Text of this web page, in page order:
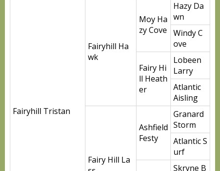
Fairyhill Tristan
Fairyhill Ha
wk
Moy Ha
zy Cove
Hazy Da
wn
Windy C
ove
Fairy Hi
ll Heath
er
Lobeen
Larry
Atlantic
Aisling
Fairy Hill La
Ashfield
Festy
Granard
Storm
Atlantic S
urf
Skryne B